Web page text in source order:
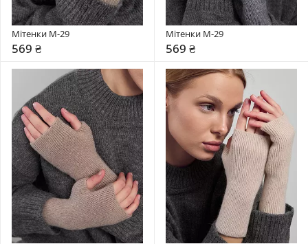
Мітенки М-29
569 ₴
Мітенки М-29
569 ₴